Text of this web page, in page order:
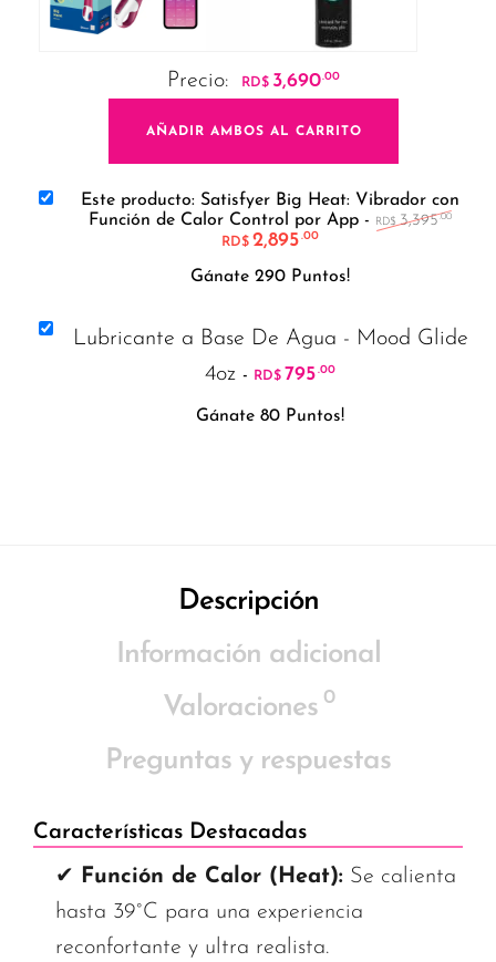
Precio: RD$ 3,690.00
AÑADIR AMBOS AL CARRITO
Este producto: Satisfyer Big Heat: Vibrador con
Función de Calor Control por App - RD$ 3,395 .00El
RD$ 2,895.00El precio actual es:
Gánate 290 Puntos!
Lubricante a Base De Agua - Mood Glide
4oz- RD$ 795.00
Gánate 80 Puntos!
Descripción
Información adicional
Valoraciones 0
Preguntas y respuestas
Características Destacadas
✔ Función de Calor (Heat): Se calienta
hasta 39°C para una experiencia
reconfortante y ultra realista.